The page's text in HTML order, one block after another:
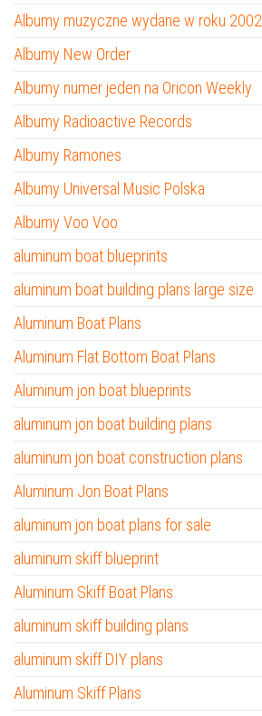
Albumy muzyczne wydane w roku 2002
Albumy New Order
Albumy numer jeden na Oricon Weekly
Albumy Radioactive Records
Albumy Ramones
Albumy Universal Music Polska
Albumy Voo Voo
aluminum boat blueprints
aluminum boat building plans large size
Aluminum Boat Plans
Aluminum Flat Bottom Boat Plans
Aluminum jon boat blueprints
aluminum jon boat building plans
aluminum jon boat construction plans
Aluminum Jon Boat Plans
aluminum jon boat plans for sale
aluminum skiff blueprint
Aluminum Skiff Boat Plans
aluminum skiff building plans
aluminum skiff DIY plans
Aluminum Skiff Plans